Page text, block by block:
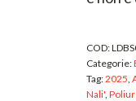
COD:
Categorie:
Tag:2025
Nali'